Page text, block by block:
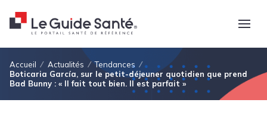
Fil d'Ariane
Accueil Actualités
Tendances
Boticaria García, sur le petit-déjeuner quotidien que prend
Bad Bunny : « Il fait tout bien. Il est parfait »